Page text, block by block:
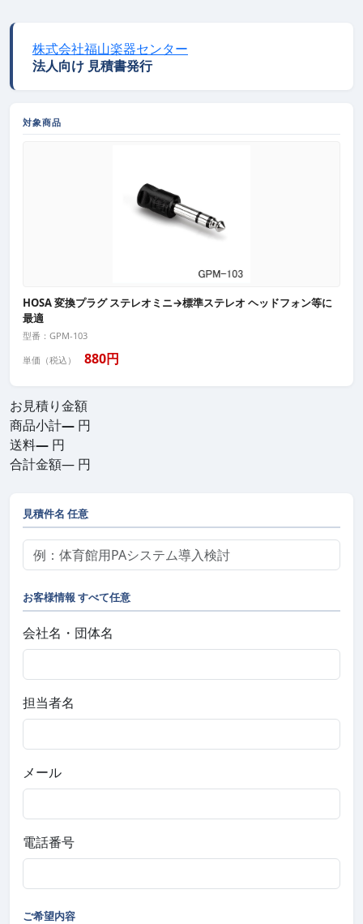
株式会社福山楽器センター
法人向け 見積書発行
対象商品
HOSA 変換プラグ ステレオミニ→標準ステレオ ヘッドフォン等に
最適
型番：GPM-103
単価（税込）
880円
お見積り金額
商品小計— 円
送料— 円
合計金額— 円
見積件名 任意
お客様情報 すべて任意
会社名・団体名
担当者名
メール
電話番号
ご希望内容